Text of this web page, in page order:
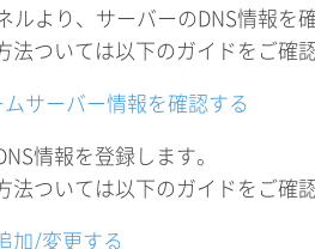
ルより、サーバーのDNS情報を
法ついては以下のガイドをご確
サーバー情報を確認する
情報を登録します。
法ついては以下のガイドをご確
加/変更する